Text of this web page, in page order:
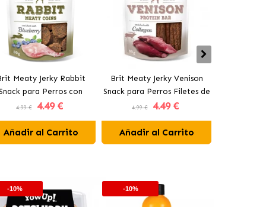
Meaty Jerky Rabbit
para Perros con
Conejo
4.99 € 4.49 €
Añadir al Carrito
Brit Meaty Jerky Venison
Snack para Perros Filetes de
Venado
4.99 € 4.49 €
Añadir al Carrito
-10% -10%